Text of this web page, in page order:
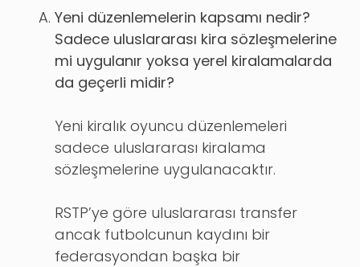
Yeni düzenlemelerin kapsamı nedir?
Sadece uluslararası kira sözleşmelerine
mi uygulanır yoksa yerel kiralamalarda
da geçerli midir?
Yeni kiralık oyuncu düzenlemeleri
sadece uluslararası kiralama
sözleşmelerine uygulanacaktır.
RSTP’ye göre uluslararası transfer
ancak futbolcunun kaydını bir
federasyondan başka bir